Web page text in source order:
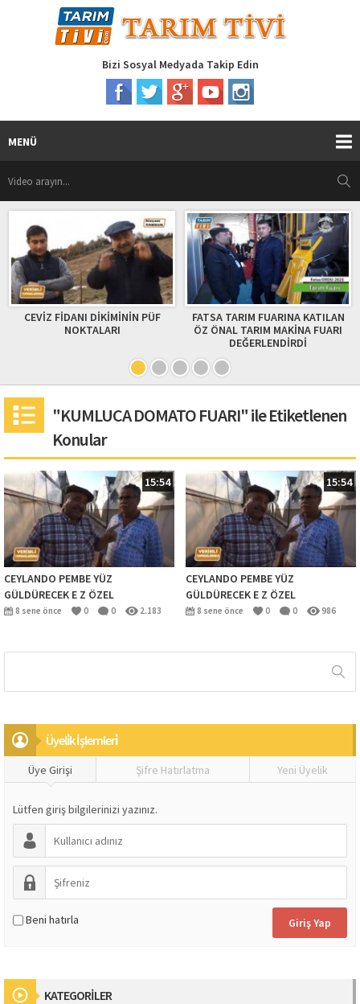
Bizi Sosyal Medyada Takip Edin
MENÜ
PÜF
FATSA TARIM FUARINA KATILAN
ÖZ ÖNAL TARIM MAKİNA FUARI
HOLSTEİN
VERİMLİLİK
"KUMLUCA DOMATO FUARI" ile Etiketlenen
Konular
15:54
CEYLANDO PEMBE YÜZ
GÜLDÜRECEK E Z ÖZEL
8 sene önce 0 0 2.183
15:54
CEYLANDO PEMBE YÜZ
GÜLDÜRECEK E Z ÖZEL
8 sene önce 0 0 986
Üyeli̇k İşlemleri̇
Üye Girişi Şifre Hatırlatma Yeni Üyelik
Lütfen giriş bilgilerinizi yazınız.
Beni hatırla
KATEGORİLER